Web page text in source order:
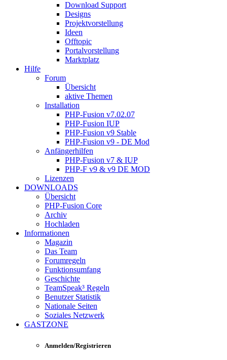
Download Support
Designs
Projektvorstellung
Ideen
Offtopic
Portalvorstellung
Marktplatz
Hilfe
Forum
Übersicht
aktive Themen
Installation
PHP-Fusion v7.02.07
PHP-Fusion IUP
PHP-Fusion v9 Stable
PHP-Fusion v9 - DE Mod
Anfängerhilfen
PHP-Fusion v7 & IUP
PHP-F v9 & v9 DE MOD
Lizenzen
DOWNLOADS
Übersicht
PHP-Fusion Core
Archiv
Hochladen
Informationen
Magazin
Das Team
Forumregeln
Funktionsumfang
Geschichte
TeamSpeak³ Regeln
Benutzer Statistik
Nationale Seiten
Soziales Netzwerk
GASTZONE
Anmelden/Registrieren